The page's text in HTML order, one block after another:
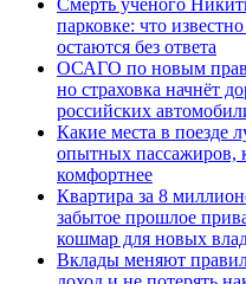
парковке: что
остаются без ответа
ОСАГО по новым
но страховка начнёт
российских
Какие места в поезде
опытных пассажиров,
комфортнее
Квартира за 8
забытое прошлое
кошмар для новых
Вклады меняют